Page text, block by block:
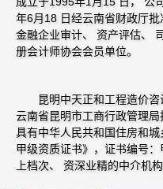
年6月18 日经云南省财政厅批
金融企业审计、 资产评估、
册会计师协会会员单位。
昆明中天正和工程造价咨
云南省昆明市工商行政管理局
具有中华人民共和国住房和
甲级资质证书》，证书编号
上档次、 资深业精的中介机构